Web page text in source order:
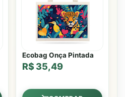
Ecobag Onça Pintada
R$ 35,49